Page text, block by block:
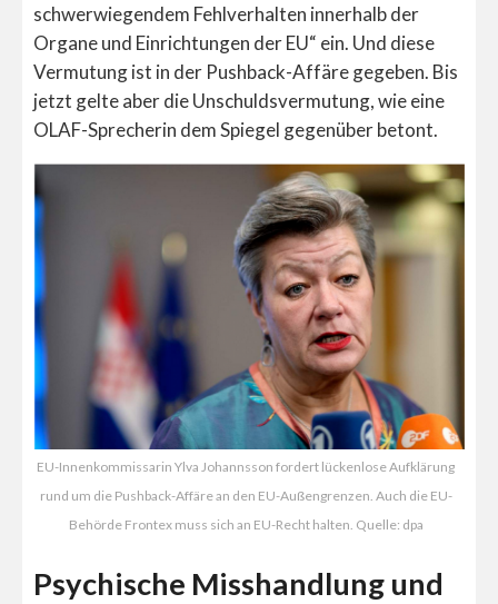
schwerwiegendem Fehlverhalten innerhalb der
Organe und Einrichtungen der EU“ ein. Und diese
Vermutung ist in der Pushback-Affäre gegeben. Bis
jetzt gelte aber die Unschuldsvermutung, wie eine
OLAF-Sprecherin dem Spiegel gegenüber betont.
EU-Innenkommissarin Ylva Johannsson fordert lückenlose Aufklärung
rund um die Pushback-Affäre an den EU-Außengrenzen. Auch die EU-
Behörde Frontex muss sich an EU-Recht halten. Quelle: dpa
Psychische Misshandlung und